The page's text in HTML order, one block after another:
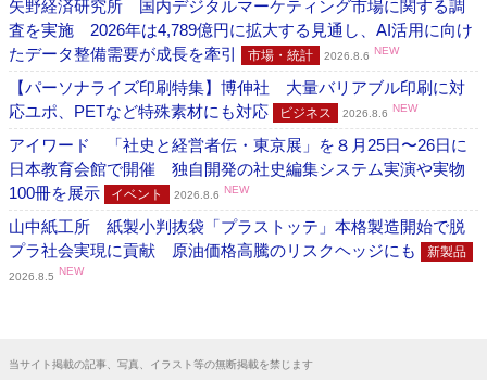
矢野経済研究所 国内デジタルマーケティング市場に関する調
査を実施 2026年は4,789億円に拡大する見通し、AI活用に向け
たデータ整備需要が成長を牽引
市場・統計 2026.8.6 NEW
【パーソナライズ印刷特集】博伸社 大量バリアブル印刷に対
応ユポ、PETなど特殊素材にも対応
ビジネス 2026.8.6 NEW
アイワード 「社史と経営者伝・東京展」を８月25日〜26日に
日本教育会館で開催 独自開発の社史編集システム実演や実物
100冊を展示
イベント 2026.8.6 NEW
山中紙工所 紙製小判抜袋「プラストッテ」本格製造開始で脱
プラ社会実現に貢献 原油価格高騰のリスクヘッジにも
新製品
2026.8.5 NEW
当サイト掲載の記事、写真、イラスト等の無断掲載を禁じます